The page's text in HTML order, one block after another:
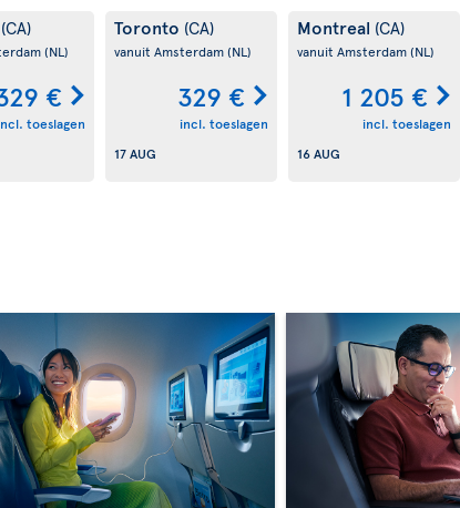
(CA)
(NL)
€
toeslagen
Toronto (CA)
vanuit Amsterdam(NL)
329 €
incl. toeslagen
17 AUG
Montreal (CA)
vanuit Amsterdam(NL)
1 205 €
incl. toeslagen
16 AUG